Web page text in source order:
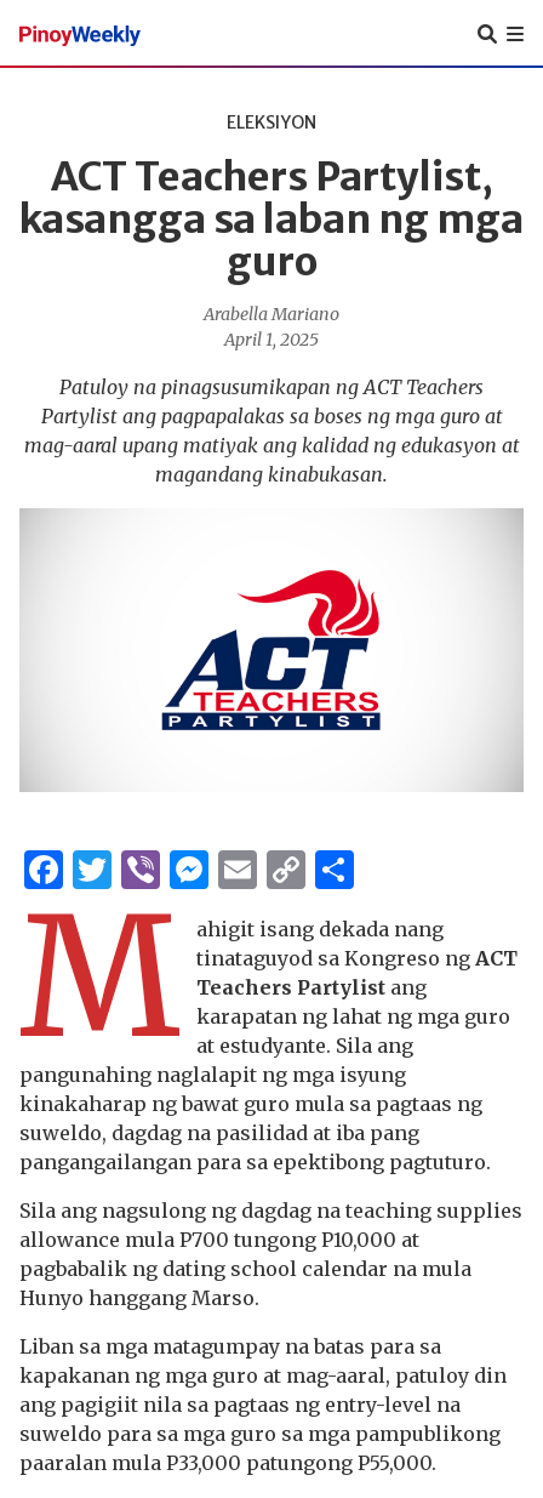
Pinoy
Weekly
ELEKSIYON
ACT Teachers Partylist,
kasangga sa laban ng mga
guro
Arabella Mariano
April 1, 2025
Patuloy na pinagsusumikapan ng ACT Teachers
Partylist ang pagpapalakas sa boses ng mga guro at
mag-aaral upang matiyak ang kalidad ng edukasyon at
magandang kinabukasan.
Facebook
Twitter
ViberMessenger
Email
Copy
Link
M
ahigit isang dekada nang
tinataguyod sa Kongreso ngACT
Teachers Partylist ang
karapatan ng lahat ng mga guro
at estudyante. Sila ang
pangunahing naglalapit ng mga isyung
kinakaharap ng bawat guro mula sa pagtaas ng
suweldo, dagdag na pasilidad at iba pang
pangangailangan para sa epektibong pagtuturo.
Sila ang nagsulong ng dagdag na teaching supplies
allowance mula P700 tungong P10,000 at
pagbabalik ng dating school calendar na mula
Hunyo hanggang Marso.
Liban sa mga matagumpay na batas para sa
kapakanan ng mga guro at mag-aaral, patuloy din
ang pagigiit nila sa pagtaas ng entry-level na
suweldo para sa mga guro sa mga pampublikong
paaralan mula P33,000 patungong P55,000.